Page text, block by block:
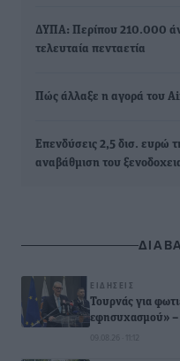
ΔΥΠΑ: Περίπου 210.000
τελευταία πενταετία
Πώς άλλαξε η αγορά του
Επενδύσεις 2,5 δισ. ευρώ
αναβάθμιση του
ΕΙΔΉΣΕΙΣ
Τουρνάς για
εφησυχασμού» –
09.08.26 · 11:12